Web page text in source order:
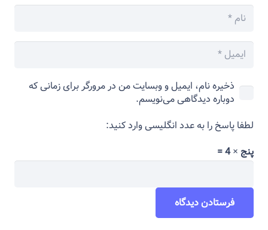
ذخیره نام، ایمیل و وبسایت من در مرورگر برای زمانی که
دوباره دیدگاهی می‌نویسم.
لطفا پاسخ را به عدد انگلیسی وارد کنید:
پنج × 4 =
فرستادن دیدگاه